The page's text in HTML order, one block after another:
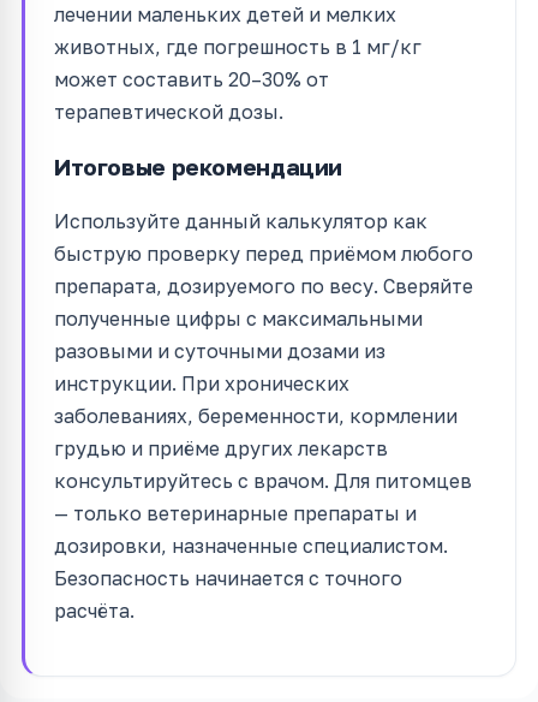
лечении маленьких детей и мелких
животных, где погрешность в 1 мг/кг
может составить 20–30% от
терапевтической дозы.
Итоговые рекомендации
Используйте данный калькулятор как
быструю проверку перед приёмом любого
препарата, дозируемого по весу. Сверяйте
полученные цифры с максимальными
разовыми и суточными дозами из
инструкции. При хронических
заболеваниях, беременности, кормлении
грудью и приёме других лекарств
консультируйтесь с врачом. Для питомцев
— только ветеринарные препараты и
дозировки, назначенные специалистом.
Безопасность начинается с точного
расчёта.